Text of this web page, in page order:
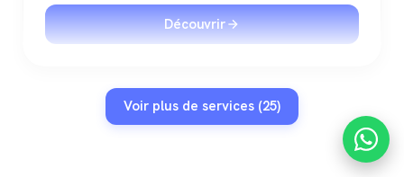
Découvrir
Voir plus de services (25)